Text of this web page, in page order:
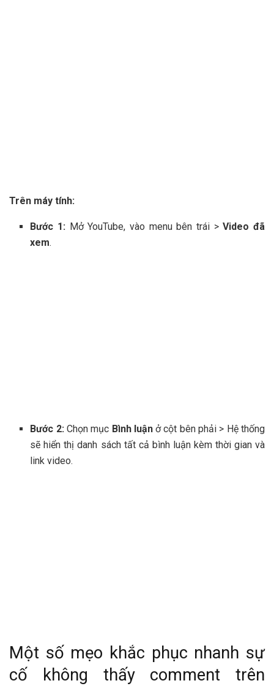
Trên máy tính:
Bước 1: Mở YouTube, vào menu bên trái >Video đã
xem.
Bước 2:Chọn mục Bình luậnở cột bên phải > Hệ thống
sẽ hiển thị danh sách tất cả bình luận kèm thời gian và
link video.
Một số mẹo khắc phục nhanh sự
cố không thấy comment trên